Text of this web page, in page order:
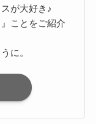
が大好き♪
ことをご紹介
に。